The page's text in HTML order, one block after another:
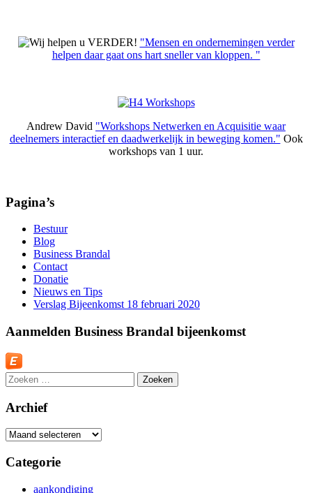
"Mensen en ondernemingen verder
helpen daar gaat ons hart sneller van kloppen. "
Andrew David "Workshops Netwerken en Acquisitie waar
deelnemers interactief en daadwerkelijk in beweging komen." Ook
workshops van 1 uur.
Pagina’s
Bestuur
Blog
Business Brandal
Contact
Donatie
Nieuws en Tips
Verslag Bijeenkomst 18 februari 2020
Aanmelden Business Brandal bijeenkomst
Zoeken
naar:
Archief
Archief
Categorie
aankondiging